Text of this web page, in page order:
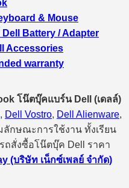
& Mouse
Dell Battery / Adapter
Accessories
warranty
โน๊ตบุ๊คแบร์น Dell (เดลล์)
, Dell Vostro, Dell Alienware,
ลักษณะการใช้งาน ทั้งเรียน
ถสั่งซื้อโน๊ตบุ๊ค Dell ราคา
(บริษัท เน็กซ์เพลย์ จำกัด)